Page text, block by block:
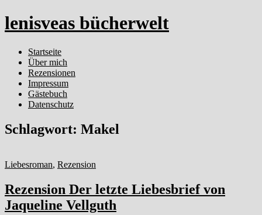
lenisveas bücherwelt
Startseite
Über mich
Rezensionen
Impressum
Gästebuch
Datenschutz
Schlagwort: Makel
Liebesroman, Rezension
Rezension Der letzte Liebesbrief von
Jaqueline Vellguth